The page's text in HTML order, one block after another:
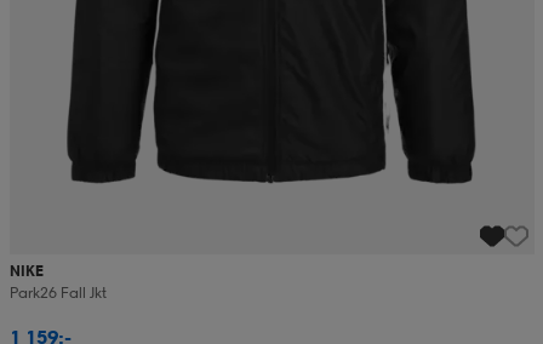
NIKE
Park26 Fall Jkt
1 159:-